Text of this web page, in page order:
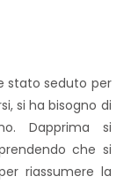
stato seduto per
si ha bisogno di
Dapprima si
che si
riassumere la